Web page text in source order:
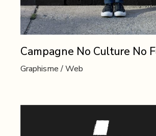
Campagne No Culture No
Graphisme Web